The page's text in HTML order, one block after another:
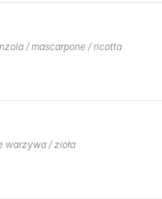
/ mascarpone / ricotta
warzywa / zioła